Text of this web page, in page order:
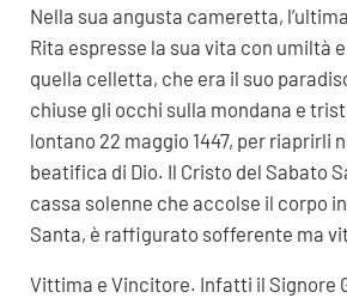
Nella sua angusta cameretta,
Rita espresse la sua vita con umiltà
quella celletta, che era il suo
chiuse gli occhi sulla mondana e
lontano 22 maggio 1447, per riaprirli
beatifica di Dio. Il Cristo del Sabato
cassa solenne che accolse il corpo
Santa, è raffigurato sofferente ma
Vittima e Vincitore. Infatti il Signore